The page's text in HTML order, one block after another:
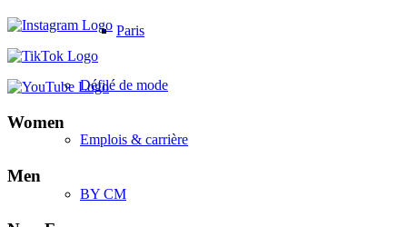
Paris
Défilé de mode
Emplois & carrière
BY CM
Women
Men